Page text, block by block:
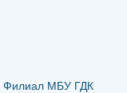
Филиал МБУ ГДК